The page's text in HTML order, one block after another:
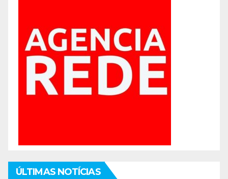
ÚLTIMAS NOTÍCIAS